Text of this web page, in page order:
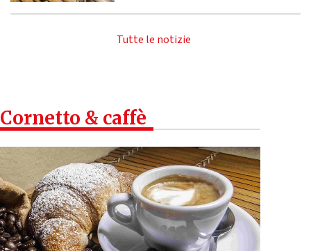
Tutte le notizie
Cornetto & caffè